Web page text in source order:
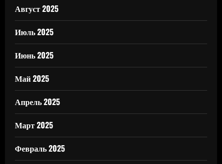
Август 2025
Июль 2025
Июнь 2025
Май 2025
Апрель 2025
Март 2025
Февраль 2025